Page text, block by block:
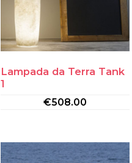
Lampada da Terra Tank
1
€508.00